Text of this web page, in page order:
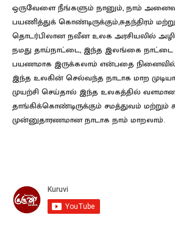
ஒருவேளை நீங்களும் நானும், நாம்
பயணித்துக் கொண்டிருக்கும்,சுதந்திரம்
தொடர்பிலான நவீன உலக அரசியலில்
நமது தாய்நாட்டை, இந்த இலங்கை
பயணமாக இருக்கலாம் என்பதை
இந்த உலகின் செல்வந்த நாடாக மாற
முயற்சி செய்தால் இந்த உலகத்தில்
தாங்கிக்கொண்டிருக்கும் சமத்துவம் மற்றும்
முன்னுதாரணமான நாடாக நாம் மாறலாம்.